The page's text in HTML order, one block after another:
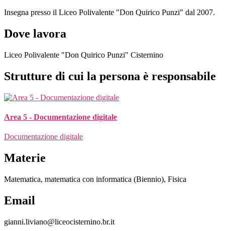
Insegna presso il Liceo Polivalente "Don Quirico Punzi" dal 2007.
Dove lavora
Liceo Polivalente "Don Quirico Punzi" Cisternino
Strutture di cui la persona è responsabile
Area 5 - Documentazione digitale
Documentazione digitale
Materie
Matematica, matematica con informatica (Biennio), Fisica
Email
gianni.liviano@liceocisternino.br.it